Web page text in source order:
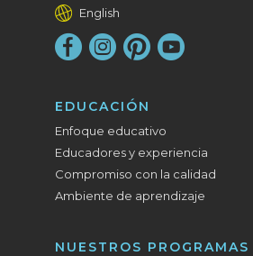
English
EDUCACIÓN
Enfoque educativo
Educadores y experiencia
Compromiso con la calidad
Ambiente de aprendizaje
NUESTROS PROGRAMAS